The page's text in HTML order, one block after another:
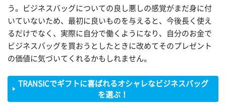
う。ビジネスバッグについての良し悪しの感覚がまだ身に付
いていないため、最初に良いものを与えると、今後長く使え
るだけでなく、実際に自分で働くようになり、自分のお金で
ビジネスバッグを買おうとしたときに改めてそのプレゼント
の価値に気づいてくれるかもしれません。
TRANSICでギフトに喜ばれるオシャレなビジネスバッグ
を選ぶ！